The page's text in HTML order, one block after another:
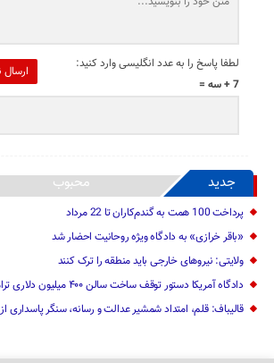
ارسال
لطفا پاسخ را به عدد انگلیسی وارد کنید:
7 + سه =
جدید محبوب
پرداخت 100 همت به گندم‌کاران تا 22 مرداد
«باقر خرازی» به دادگاه ویژه روحانیت احضار شد
ولایتی: نیرو‌های خارجی باید منطقه را ترک کنند
دادگاه آمریکا دستور توقف ساخت سالن ۴۰۰ میلیون دلاری ترامپ را صادر کرد
قالیباف: قلم، امتداد شمشیر عدالت و رسانه، سنگر